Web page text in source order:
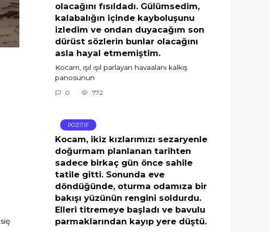
olacağını fısıldadı. Gülümsedim,
kalabalığın içinde kayboluşunu
izledim ve ondan duyacağım son
dürüst sözlerin bunlar olacağını
asla hayal etmemiştim.
Kocam, ışıl ışıl parlayan havaalanı kalkış
panosunun
0 772
POZİTİF
Kocam, ikiz kızlarımızı sezaryenle
doğurmam planlanan tarihten
sadece birkaç gün önce sahile
tatile gitti. Sonunda eve
döndüğünde, oturma odamıza bir
bakışı yüzünün rengini soldurdu.
Elleri titremeye başladı ve bavulu
parmaklarından kayıp yere düştü.